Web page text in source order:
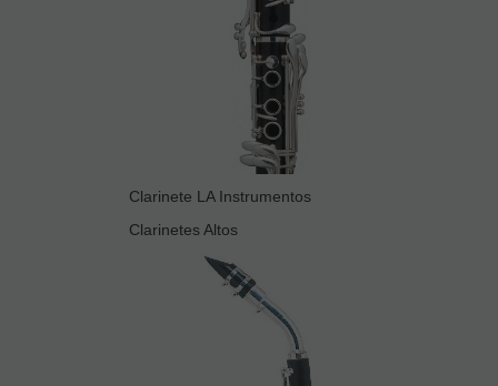
Clarinete LA Instrumentos
Clarinetes Altos